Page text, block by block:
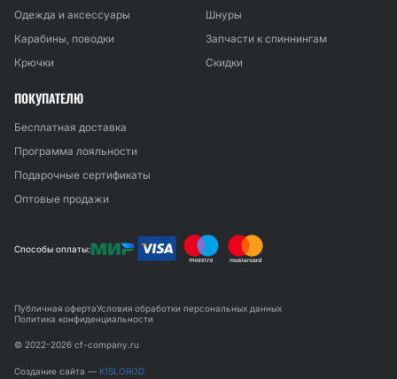
Одежда и аксессуары
Шнуры
Карабины, поводки
Запчасти к спиннингам
Крючки
Скидки
ПОКУПАТЕЛЮ
Бесплатная доставка
Программа лояльности
Подарочные сертификаты
Оптовые продажи
Способы оплаты:
© 2022-2026 cf-company.ru
Публичная офертаУсловия обработки персональных данных
Политика конфиденциальности
Создание сайта — KISLOROD